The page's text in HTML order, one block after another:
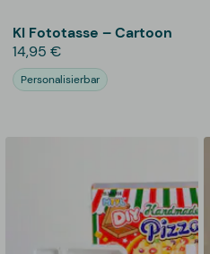
KI Fototasse – Cartoon
14,95 €
Personalisierbar